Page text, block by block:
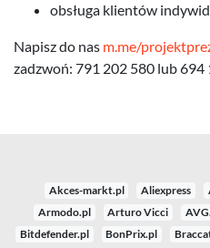
obsługa klientów
Napisz do nas m.me/
zadzwoń: 791 202 580 lub 694
Akces-markt.pl Aliexpress
Armodo.pl
Arturo Vicci
Bitdefender.pl
BonPrix.pl